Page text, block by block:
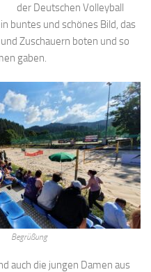
der Deutschen Volleyball
buntes und schönes Bild, das
Zuschauern boten und so
gaben.
Begrüßung
auch die jungen Damen aus